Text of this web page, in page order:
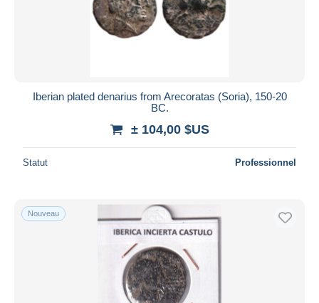
Iberian plated denarius from Arecoratas (Soria), 150-20
BC.
± 104,00 $US
Statut Professionnel
Nouveau